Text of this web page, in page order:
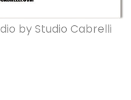
by Studio Cabrelli